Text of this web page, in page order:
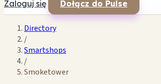
Zaloguj się Dołącz do Pulse
Directory
/
Smartshops
/
Smoketower